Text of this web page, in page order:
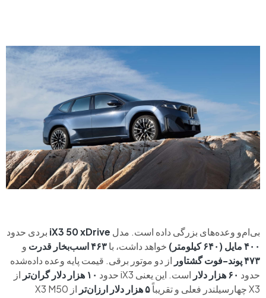
بی‌ام‌و وعده‌های بزرگی داده است. مدل iX3 50 xDrive بردی حدود
۴۰۰ مایل (۶۴۰ کیلومتر)
خواهد داشت، با۴۶۳ اسب‌بخار قدرت
و
۴۷۳ پوند-فوت گشتاور
از دو موتور برقی. قیمت پایه‌ وعده داده‌شده
حدود ۶۰ هزار دلار است. این یعنی iX3 حدود ۱۰ هزار دلار گران‌تر
از
X3 چهارسیلندر فعلی و تقریباً
۵ هزار دلار ارزان‌تر
از X3 M50